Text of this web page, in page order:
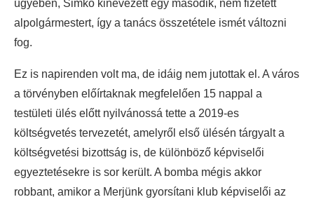
ügyében, Šimko kinevezett egy második, nem fizetett
alpolgármestert, így a tanács összetétele ismét változni
fog.
Ez is napirenden volt ma, de idáig nem jutottak el. A város
a törvényben előírtaknak megfelelően 15 nappal a
testületi ülés előtt nyilvánossá tette a 2019-es
költségvetés tervezetét, amelyről első ülésén tárgyalt a
költségvetési bizottság is, de különböző képviselői
egyeztetésekre is sor került. A bomba mégis akkor
robbant, amikor a Merjünk gyorsítani klub képviselői az